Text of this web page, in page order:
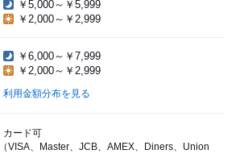
￥5,000～￥5,999
￥2,000～￥2,999
￥6,000～￥7,999
￥2,000～￥2,999
利用金額分布を見る
カード可
（VISA、Master、JCB、AMEX、Diners、Union